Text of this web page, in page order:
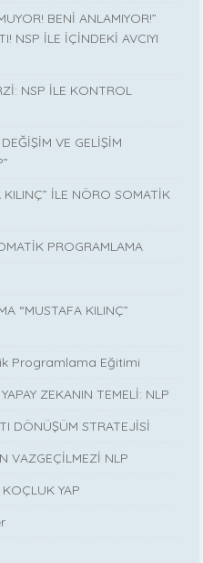
BENİ ANLAMIYOR!”
NSP İLE İÇİNDEKİ AVCIYI
NSP İLE KONTROL
VE GELİŞİM
KILINÇ” İLE NÖRO SOMATİK
PROGRAMLAMA
“MUSTAFA KILINÇ”
Programlama Eğitimi
ZEKANIN TEMELİ: NLP
DÖNÜŞÜM STRATEJİSİ
VAZGEÇİLMEZİ NLP
YAP